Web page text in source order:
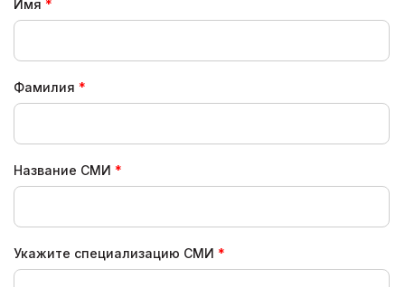
Имя
Фамилия
Название СМИ
Укажите специализацию СМИ